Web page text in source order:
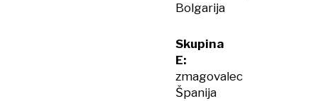
Bolgarija
Skupina
E:
zmagovalec
Španija